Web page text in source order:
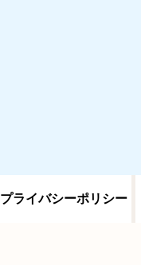
プライバシーポリシー